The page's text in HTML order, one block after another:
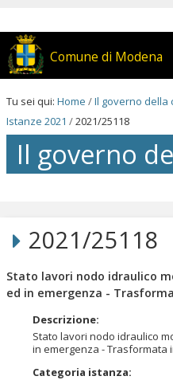
contenuti.
Salta
alla
Comune di Modena
Tu sei qui: Home /Il governo della
Istanze 2021 /2021/25118
Il governo
Salta
navigazione
2021/25118
Stato lavori nodo idraulico
ed in emergenza -
Descrizione:
Stato lavori nodo idraulico
in emergenza - Trasformata
Categoria istanza: